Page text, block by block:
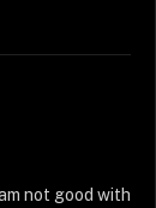
not good with